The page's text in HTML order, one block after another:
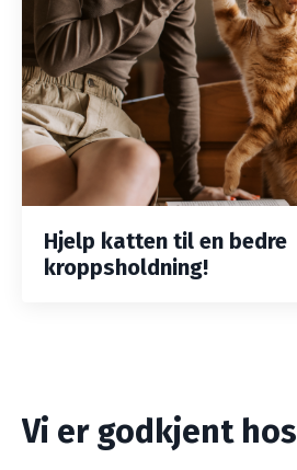
Hjelp katten til en bedre
kroppsholdning!
Vi er godkjent hos